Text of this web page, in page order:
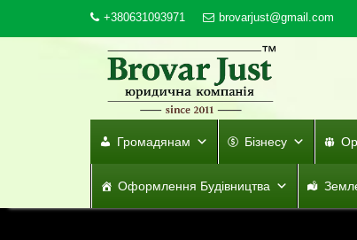
+380631093971 brovarjust@gmail.com
Громадянам Бізнесу
Оформлення Будівництва